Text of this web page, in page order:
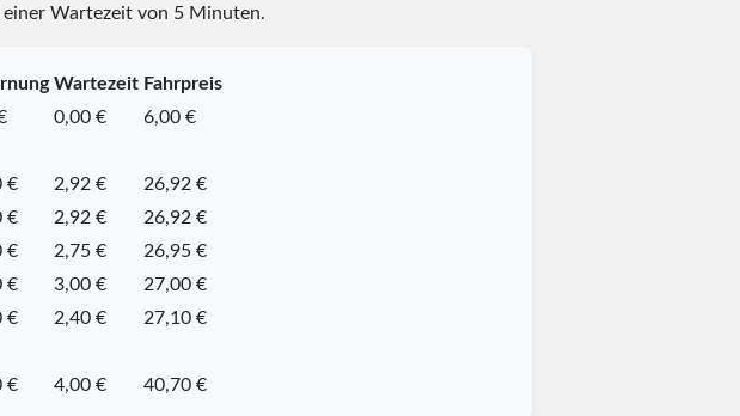
Wartezeit von 5 Minuten.
Wartezeit Fahrpreis
0,00 €
6,00 €
€ 2,92 €
26,92 €
€ 2,92 €
26,92 €
€ 2,75 €
26,95 €
€ 3,00 €
27,00 €
€ 2,40 €
27,10 €
€ 4,00 € 40,70 €